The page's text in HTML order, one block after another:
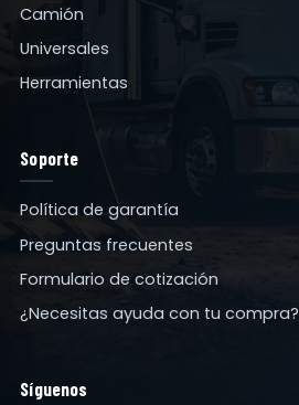
Camión
Universales
Herramientas
Soporte
Política de garantía
Preguntas frecuentes
Formulario de cotización
¿Necesitas ayuda con tu compra?
Síguenos